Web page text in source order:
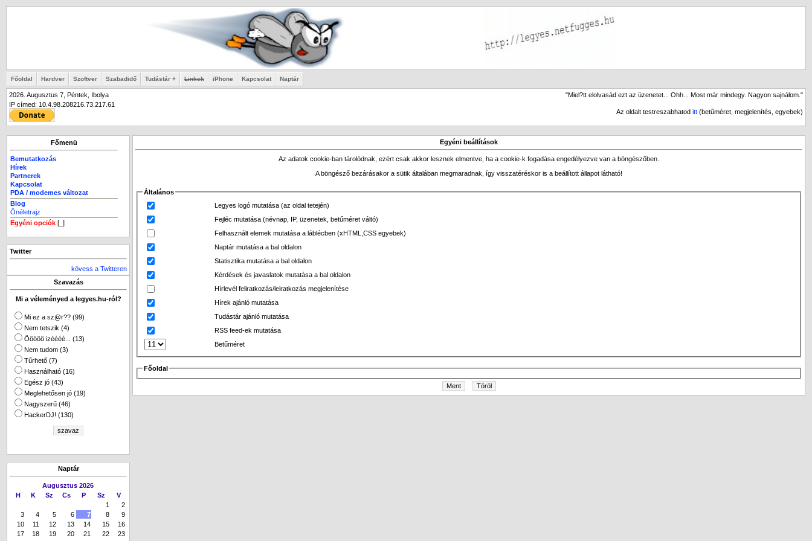
Főoldal Hardver Szoftver Szabadidő Tudástár + Linkek iPhone Kapcsolat Naptár
2026. Augusztus 7, Péntek, Ibolya
"Miel?tt elolvasád ezt az üzenetet... Ohh... Most már mindegy. Nagyon sajnálom."
IP címed: 10.4.98.208216.73.217.61
Az oldalt testreszabhatod itt (betűméret, megjelenítés, egyebek)
Főmenü
Bemutatkozás
Hírek
Partnerek
Kapcsolat
PDA / modemes változat
Blog
Önéletrajz
Egyéni opciók [_]
Twitter
kövess a Twitteren
Szavazás
Mi a véleményed a legyes.hu-ról?
Mi ez a sz@r?? (99)
Nem tetszik (4)
Ööööö izéééé... (13)
Nem tudom (3)
Tűrhető (7)
Használható (16)
Egész jó (43)
Meglehetősen jó (19)
Nagyszerű (46)
HackerDJ! (130)
Naptár
Augusztus 2026
H
K Sz Cs P Sz
V
1
2
3
4 5 6 7 8
9
10
11 12 13 14 15
16
17
18 19 20 21 22
23
Egyéni beállítások
Az adatok cookie-ban tárolódnak, ezért csak akkor lesznek elmentve, ha a cookie-k fogadása engedélyezve van a böngészőben.
A böngésző bezárásakor a sütik általában megmaradnak, így visszatéréskor is a beállított állapot látható!
Általános
Legyes logó mutatása (az oldal tetején)
Fejléc mutatása (névnap, IP, üzenetek, betűméret váltó)
Felhasznált elemek mutatása a láblécben (xHTML,CSS egyebek)
Naptár mutatása a bal oldalon
Statisztika mutatása a bal oldalon
Kérdések és javaslatok mutatása a bal oldalon
Hírlevél feliratkozás/leiratkozás megjelenítése
Hírek ajánló mutatása
Tudástár ajánló mutatása
RSS feed-ek mutatása
Betűméret
Főoldal